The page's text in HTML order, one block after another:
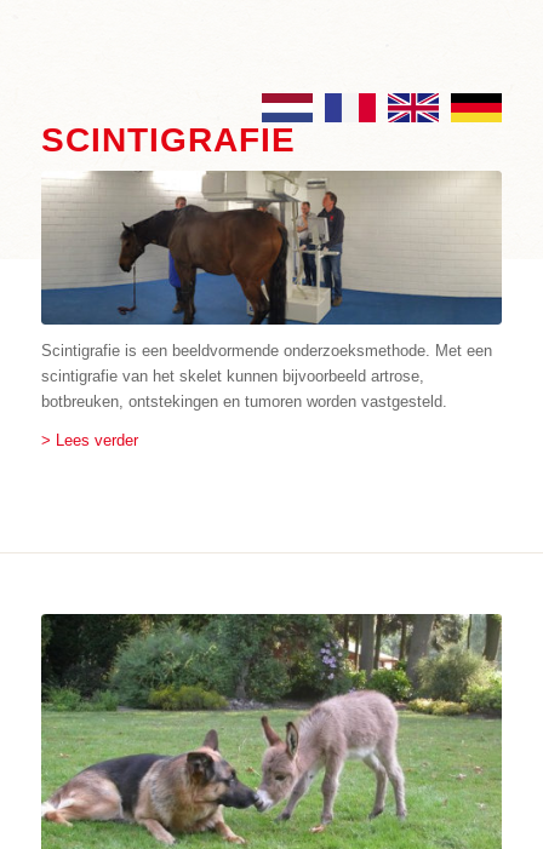
SCINTIGRAFIE
Scintigrafie is een beeldvormende onderzoeksmethode. Met een
scintigrafie van het skelet kunnen bijvoorbeeld artrose,
botbreuken, ontstekingen en tumoren worden vastgesteld.
> Lees verder